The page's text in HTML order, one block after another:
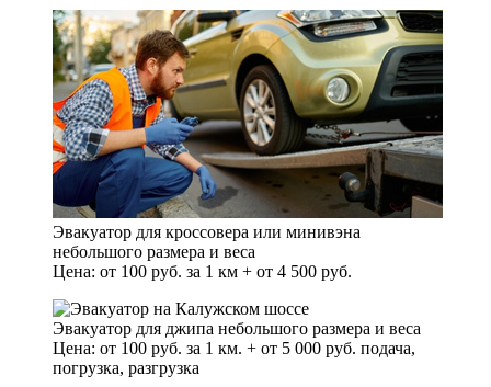
Эвакуатор для кроссовера или минивэна
небольшого размера и веса
Цена: от 100 руб. за 1 км + от 4 500 руб.
Эвакуатор для джипа небольшого размера и веса
Цена: от 100 руб. за 1 км. + от 5 000 руб. подача,
погрузка, разгрузка